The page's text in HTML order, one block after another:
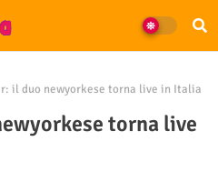
il duo newyorkese torna live in Italia
torna live